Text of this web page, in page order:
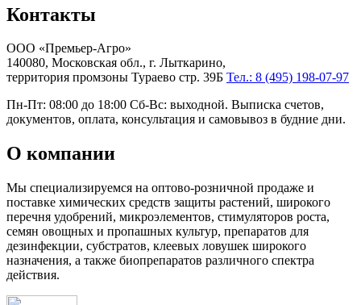
Контакты
ООО «Премьер-Агро»
140080, Московская обл., г. Лыткарино,
территория промзоны Тураево стр. 39Б Тел.: 8 (495) 198-07-97
Пн-Пт: 08:00 до 18:00 Сб-Вс: выходной. Выписка счетов,
документов, оплата, консультация и самовывоз в будние дни.
О компании
Мы специализируемся на оптово-розничной продаже и
поставке химических средств защиты растений, широкого
перечня удобрений, микроэлементов, стимуляторов роста,
семян овощных и пропашных культур, препаратов для
дезинфекции, субстратов, клеевых ловушек широкого
назначения, а также биопрепаратов различного спектра
действия.